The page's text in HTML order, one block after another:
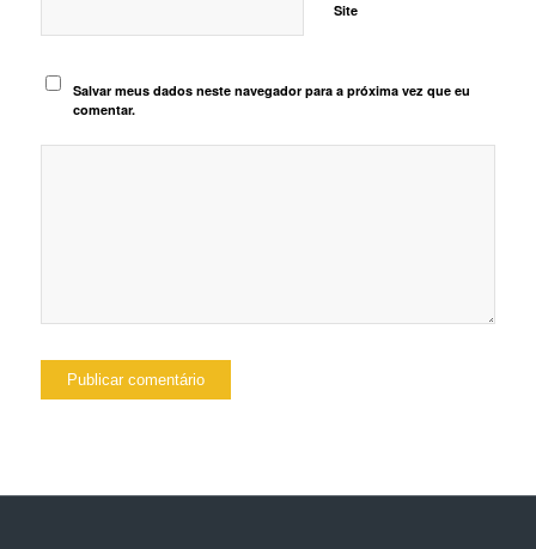
Site
Salvar meus dados neste navegador para a próxima vez que eu
comentar.